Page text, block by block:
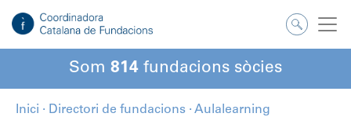
contingut
Som 814 fundacions sòcies
Inici · Directori de fundacions · Aulalearning